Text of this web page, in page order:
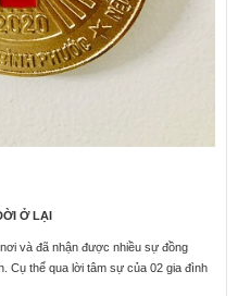
Ở LẠI
và đã nhận được nhiều sự đồng
Cụ thể qua lời tâm sự của 02 gia đình